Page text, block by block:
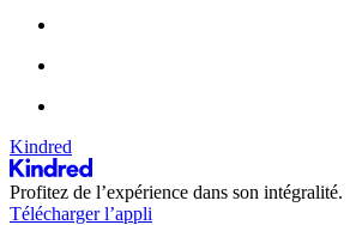
Kindred
Profitez de l’expérience dans son intégralité.
Télécharger l’appli